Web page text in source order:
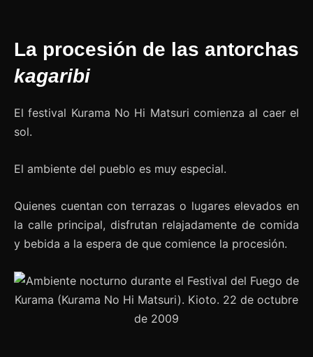
La procesión de las antorchas
kagaribi
El festival Kurama No Hi Matsuri comienza al caer el
sol.
El ambiente del pueblo es muy especial.
Quienes cuentan con terrazas o lugares elevados en
la calle principal, disfrutan relajadamente de comida
y bebida a la espera de que comience la procesión.